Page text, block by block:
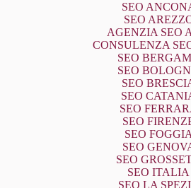
SEO
SEO
AGENZIA SEO
CONSULENZA
SEO
SEO
SEO
SEO
SEO
SEO
SEO FOGGIA
SEO
SEO
SEO ITALIA
SEO LA